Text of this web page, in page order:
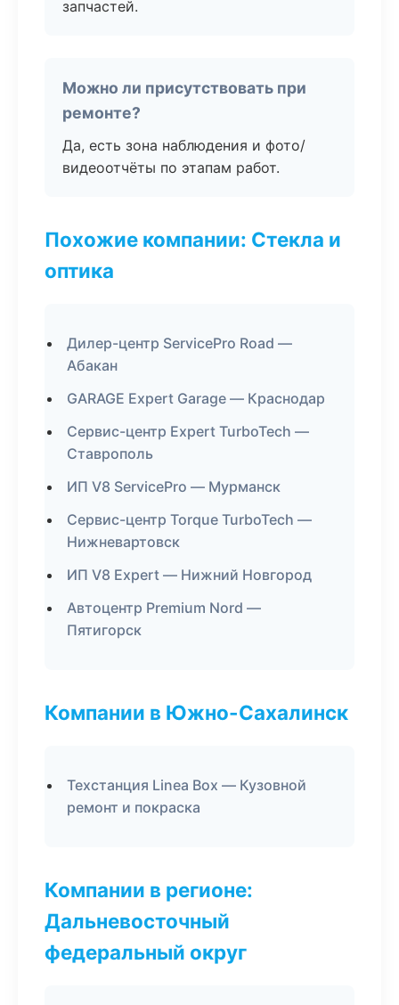
запчастей.
Можно ли присутствовать при
ремонте?
Да, есть зона наблюдения и фото/
видеоотчёты по этапам работ.
Похожие компании: Стекла и
оптика
Дилер-центр ServicePro Road —
Абакан
GARAGE Expert Garage — Краснодар
Сервис-центр Expert TurboTech —
Ставрополь
ИП V8 ServicePro — Мурманск
Сервис-центр Torque TurboTech —
Нижневартовск
ИП V8 Expert — Нижний Новгород
Автоцентр Premium Nord —
Пятигорск
Компании в Южно-Сахалинск
Техстанция Linea Box — Кузовной
ремонт и покраска
Компании в регионе:
Дальневосточный
федеральный округ